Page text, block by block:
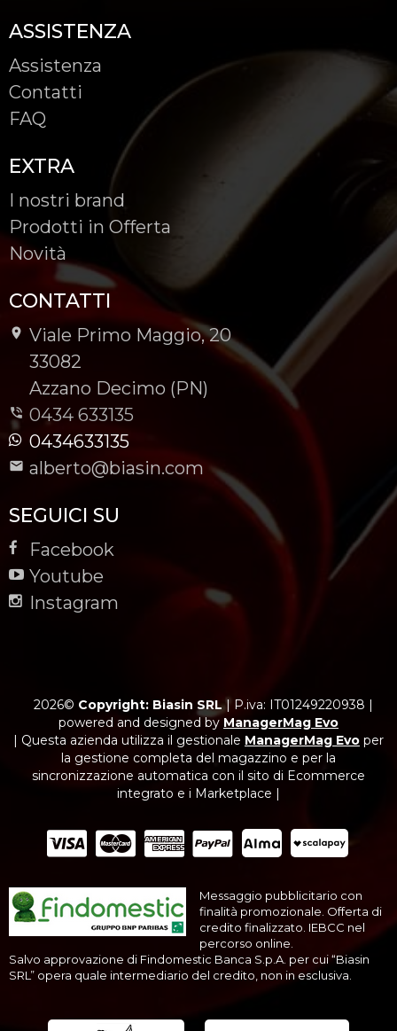
ASSISTENZA
Assistenza
Contatti
FAQ
EXTRA
I nostri brand
Prodotti in Offerta
Novità
CONTATTI
Viale Primo Maggio, 20
-
33082
-
Azzano Decimo (PN)
0434 633135
0434633135
alberto@biasin.com
SEGUICI SU
Facebook
Youtube
Instagram
2026© Copyright: Biasin SRL| P.iva: IT01249220938 |
powered and designed by ManagerMag Evo
| Questa azienda utilizza il gestionale ManagerMag Evo per
la gestione completa del magazzino e per la
sincronizzazione automatica con il sito di Ecommerce
integrato e i Marketplace |
Messaggio pubblicitario con
finalità promozionale. Offerta di
credito finalizzato. IEBCC nel
percorso online.
Salvo approvazione di Findomestic Banca S.p.A. per cui “Biasin
SRL” opera quale intermediario del credito, non in esclusiva.